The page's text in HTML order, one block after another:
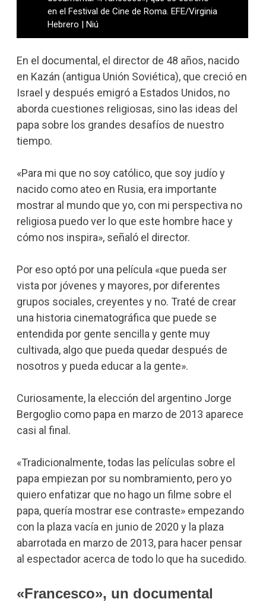
en el Festival de Cine de Roma. EFE/Virginia
Hebrero | Niú
En el documental, el director de 48 años, nacido
en Kazán (antigua Unión Soviética), que creció en
Israel y después emigró a Estados Unidos, no
aborda cuestiones religiosas, sino las ideas del
papa sobre los grandes desafíos de nuestro
tiempo.
«Para mi que no soy católico, que soy judío y
nacido como ateo en Rusia, era importante
mostrar al mundo que yo, con mi perspectiva no
religiosa puedo ver lo que este hombre hace y
cómo nos inspira», señaló el director.
Por eso optó por una película «que pueda ser
vista por jóvenes y mayores, por diferentes
grupos sociales, creyentes y no. Traté de crear
una historia cinematográfica que puede se
entendida por gente sencilla y gente muy
cultivada, algo que pueda quedar después de
nosotros y pueda educar a la gente».
Curiosamente, la elección del argentino Jorge
Bergoglio como papa en marzo de 2013 aparece
casi al final.
«Tradicionalmente, todas las películas sobre el
papa empiezan por su nombramiento, pero yo
quiero enfatizar que no hago un filme sobre el
papa, quería mostrar ese contraste» empezando
con la plaza vacía en junio de 2020 y la plaza
abarrotada en marzo de 2013, para hacer pensar
al espectador acerca de todo lo que ha sucedido.
«Francesco», un documental